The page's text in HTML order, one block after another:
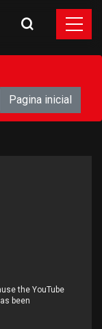
Pagina inicial